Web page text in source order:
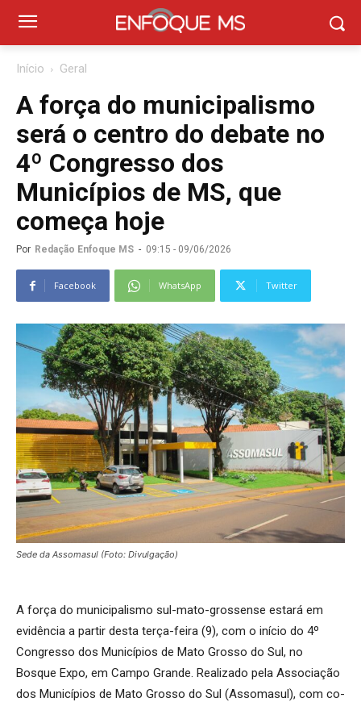
Início Geral
A força do municipalismo
será o centro do debate no
4º Congresso dos
Municípios de MS, que
começa hoje
Por Redação Enfoque MS - 09:15 - 09/06/2026
Facebook WhatsApp Twitter
Sede da Assomasul (Foto: Divulgação)
A força do municipalismo sul-mato-grossense estará em
evidência a partir desta terça-feira (9), com o início do 4º
Congresso dos Municípios de Mato Grosso do Sul, no
Bosque Expo, em Campo Grande. Realizado pela Associação
dos Municípios de Mato Grosso do Sul (Assomasul), com co-